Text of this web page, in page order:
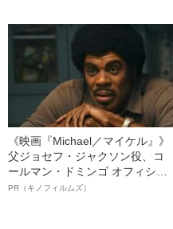
《映画『Michael／マイケル』》
父ジョセフ・ジャクソン役、コ
ールマン・ドミンゴ オフィシャ
ルインタビュー“観客を魅了した
PR（キノフィルムズ）